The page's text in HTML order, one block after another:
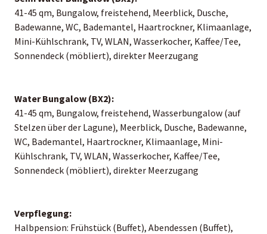
41-45 qm, Bungalow, freistehend, Meerblick, Dusche,
Badewanne, WC, Bademantel, Haartrockner, Klimaanlage,
Mini-Kühlschrank, TV, WLAN, Wasserkocher, Kaffee/Tee,
Sonnendeck (möbliert), direkter Meerzugang
Water Bungalow (BX2):
41-45 qm, Bungalow, freistehend, Wasserbungalow (auf
Stelzen über der Lagune), Meerblick, Dusche, Badewanne,
WC, Bademantel, Haartrockner, Klimaanlage, Mini-
Kühlschrank, TV, WLAN, Wasserkocher, Kaffee/Tee,
Sonnendeck (möbliert), direkter Meerzugang
Verpflegung:
Halbpension: Frühstück (Buffet), Abendessen (Buffet),